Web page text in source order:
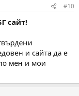
#10
сайт!
и сайта да е
мен и мои